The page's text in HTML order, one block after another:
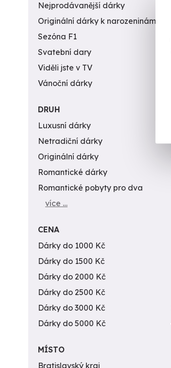
Nejprodávanější dárky
Originální dárky k narozeninám
Sezóna F1
Svatební dary
Viděli jste v TV
Vánoční dárky
DRUH
Luxusní dárky
Netradiční dárky
Originální dárky
Romantické dárky
Romantické pobyty pro dva
více …
CENA
Dárky do 1000 Kč
Dárky do 1500 Kč
Dárky do 2000 Kč
Dárky do 2500 Kč
Dárky do 3000 Kč
Dárky do 5000 Kč
MÍSTO
Bratislavský kraj